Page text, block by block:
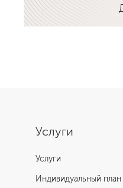
Услуги
Услуги
Индивидуальный план